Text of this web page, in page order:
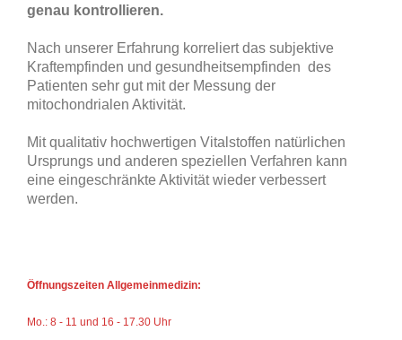
genau kontrollieren.
Nach unserer Erfahrung korreliert das subjektive
Kraftempfinden und gesundheitsempfinden des
Patienten sehr gut mit der Messung der
mitochondrialen Aktivität.
Mit qualitativ hochwertigen Vitalstoffen natürlichen
Ursprungs und anderen speziellen Verfahren kann
eine eingeschränkte Aktivität wieder verbessert
werden.
Öffnungszeiten Allgemeinmedizin:
Mo.: 8 - 11 und 16 - 17.30 Uhr